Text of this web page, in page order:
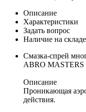
Описание
Характеристики
Задать вопрос
Наличие на складе
Смазка-спрей
ABRO MASTERS
Описание
Проникающая
действия.